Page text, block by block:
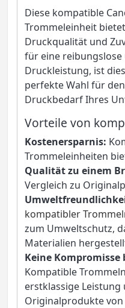
Diese kompatible
Trommeleinheit
Druckqualität und
für eine
Druckleistung, ist
perfekte Wahl für
Druckbedarf Ihres
Vorteile von
Kostenersparnis:
Trommeleinheiten
Qualität zu einem
Vergleich zu
kompatibler
zum Umweltschutz,
Materialien
Keine
Kompatible
erstklassige
Originalprodukte von